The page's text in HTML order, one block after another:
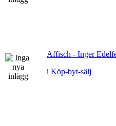
Affisch - Inger
i Köp-byt-sälj